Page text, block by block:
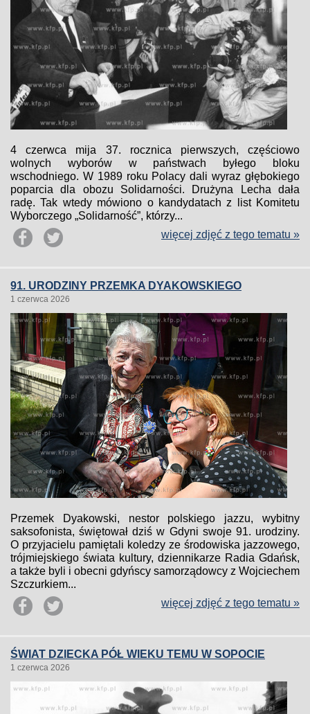
4 czerwca mija 37. rocznica pierwszych, częściowo
wolnych wyborów w państwach byłego bloku
wschodniego. W 1989 roku Polacy dali wyraz głębokiego
poparcia dla obozu Solidarności. Drużyna Lecha dała
radę. Tak wtedy mówiono o kandydatach z list Komitetu
Wyborczego „Solidarność”, którzy...
więcej zdjęć z tego tematu »
91. URODZINY PRZEMKA DYAKOWSKIEGO
1 czerwca 2026
Przemek Dyakowski, nestor polskiego jazzu, wybitny
saksofonista, świętował dziś w Gdyni swoje 91. urodziny.
O przyjacielu pamiętali koledzy ze środowiska jazzowego,
trójmiejskiego świata kultury, dziennikarze Radia Gdańsk,
a także byli i obecni gdyńscy samorządowcy z Wojciechem
Szczurkiem...
więcej zdjęć z tego tematu »
ŚWIAT DZIECKA PÓŁ WIEKU TEMU W SOPOCIE
1 czerwca 2026